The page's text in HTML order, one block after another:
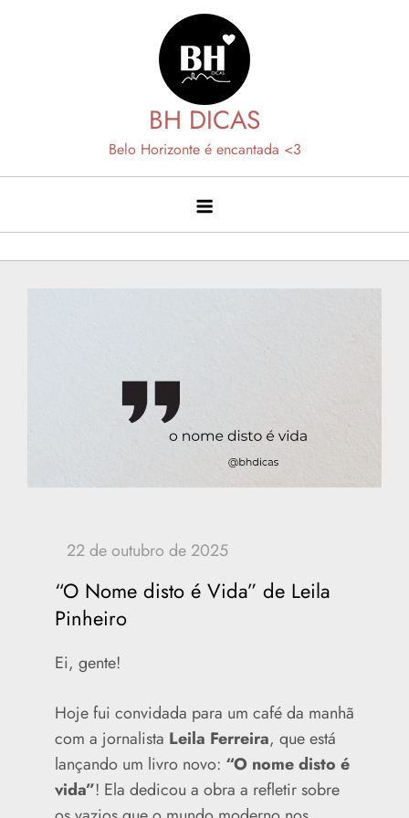
BH DICAS
Belo Horizonte é encantada <3
“O Nome disto é Vida” de Leila
Pinheiro
Ei, gente!
Hoje fui convidada para um café da manhã
com a jornalista Leila Ferreira, que está
lançando um livro novo: “O nome disto é
vida”! Ela dedicou a obra a refletir sobre